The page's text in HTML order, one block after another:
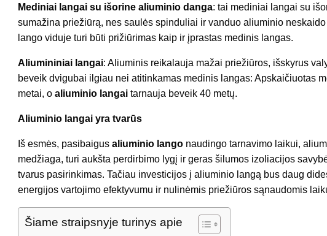
Mediniai langai su išorine aliuminio danga: tai mediniai langai su
sumažina priežiūrą, nes saulės spinduliai ir vanduo aliuminio
lango viduje turi būti prižiūrimas kaip ir įprastas medinis langas.
Aliumininiai langai: Aliuminis reikalauja mažai priežiūros, išskyrus
beveik dvigubai ilgiau nei atitinkamas medinis langas: Apskaičiuotas
metai, o aliuminio langai tarnauja beveik 40 metų.
Aliuminio langai yra tvarūs
Iš esmės, pasibaigus aliuminio lango naudingo tarnavimo laikui,
medžiaga, turi aukšta perdirbimo lygį ir geras šilumos izoliacijos
tvarus pasirinkimas. Tačiau investicijos į aliuminio langą bus daug
energijos vartojimo efektyvumu ir nulinėmis priežiūros sąnaudomis
Šiame straipsnyje turinys apie